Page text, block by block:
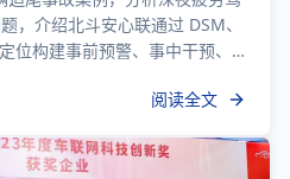
，介绍北斗安心联通过 DSM、
位构建事前预警、事中干预、
阅读全文